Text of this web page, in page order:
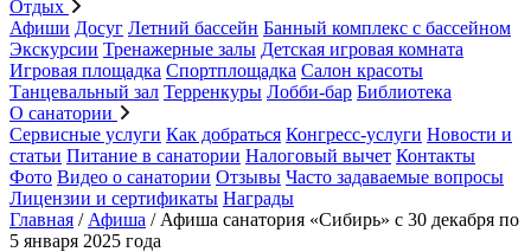
Отдых
Афиши Досуг Летний бассейн Банный комплекс с бассейном
Экскурсии Тренажерные залы Детская игровая комната
Игровая площадка Спортплощадка Салон красоты
Танцевальный зал Терренкуры Лобби-бар Библиотека
О санатории
Сервисные услуги Как добраться Конгресс-услуги Новости и
статьи Питание в санатории Налоговый вычет Контакты
Фото Видео о санатории Отзывы Часто задаваемые вопросы
Лицензии и сертификаты Награды
Главная / Афиша / Афиша санатория «Сибирь» с 30 декабря по
5 января 2025 года